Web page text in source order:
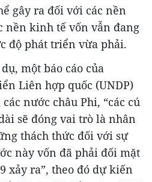
gây ra đối với các nền
nền kinh tế vốn vẫn đang
độ phát triển vừa phải.
một báo cáo của
Liên hợp quốc (UNDP)
nước châu Phi, “các cú
sẽ đóng vai trò là nhân
thách thức đối với sự
này vốn đã phải đối mặt
xảy ra”, theo đó dự kiến